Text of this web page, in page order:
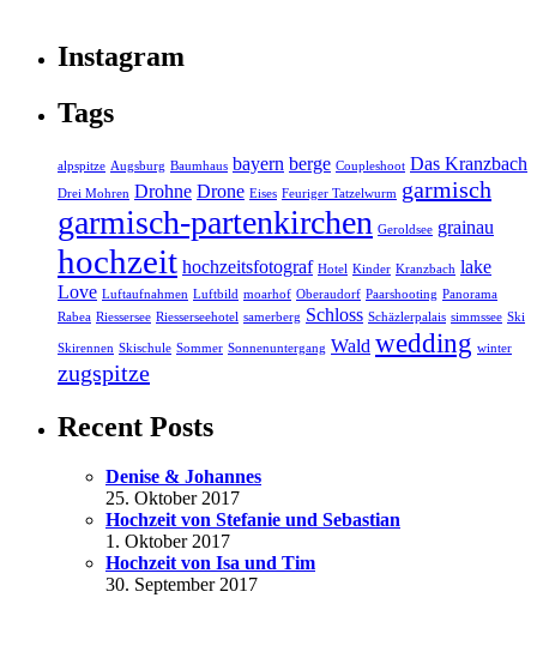
Instagram
Tags
alpspitze Augsburg Baumhaus bayern berge Coupleshoot Das Kranzbach
Drei Mohren Drohne Drone Eises Feuriger Tatzelwurm garmisch
garmisch-partenkirchen Geroldsee grainau
hochzeit hochzeitsfotograf Hotel Kinder Kranzbach lake
Love Luftaufnahmen Luftbild moarhof Oberaudorf Paarshooting Panorama
Rabea Riessersee Riesserseehotel samerberg Schloss Schäzlerpalais simmssee Ski
Skirennen Skischule Sommer Sonnenuntergang Wald wedding winter
zugspitze
Recent Posts
Denise & Johannes
25. Oktober 2017
Hochzeit von Stefanie und Sebastian
1. Oktober 2017
Hochzeit von Isa und Tim
30. September 2017